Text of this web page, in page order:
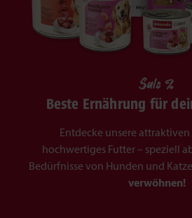
Sale %
Beste Ernährung für
Entdecke unsere
hochwertiges Futter – speziell
Bedürfnisse von Hunden und
verwöhnen!